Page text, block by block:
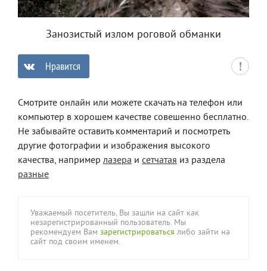
Занозистый излом роговой обманки
Нравится
Смотрите онлайн или можете скачать на телефон или
компьютер в хорошем качестве совешенно бесплатно.
Не забывайте оставить комментарий и посмотреть
другие фотографии и изображения высокого
качества, например лазера и сетчатая из раздела
разные
Уважаемый посетитель, Вы зашли на сайт как
незарегистрированный пользователь. Мы
рекомендуем Вам зарегистрироваться либо зайти на
сайт под своим именем.